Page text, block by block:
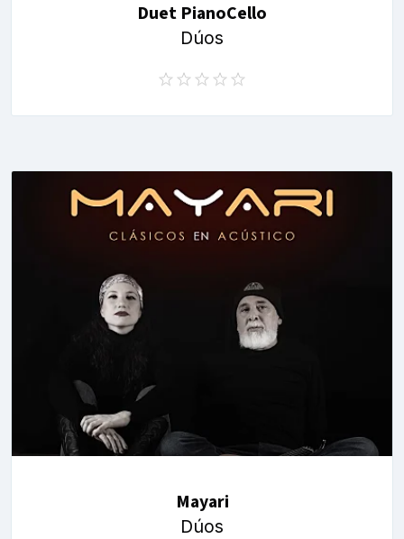
Duet PianoCello
Dúos
Mayari
Dúos